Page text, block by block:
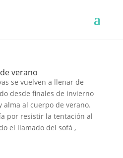
verano
se vuelven a llenar de
desde finales de invierno
alma al cuerpo de verano.
por resistir la tentación al
el llamado del sofá ,